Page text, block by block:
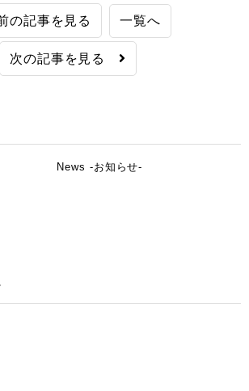
の記事を見る 一覧へ
次の記事を見る
News -お知らせ-